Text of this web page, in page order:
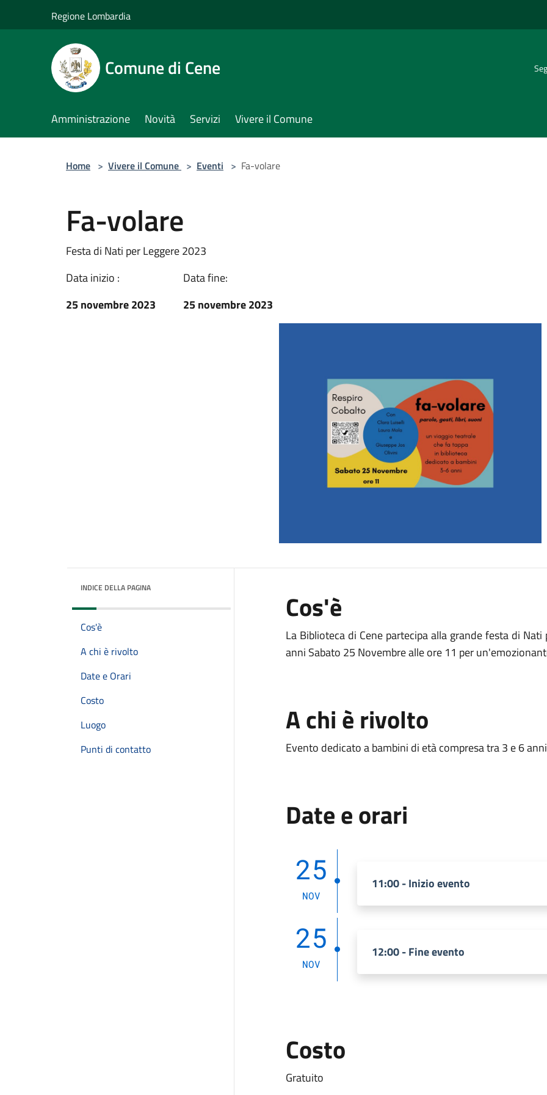
Regione Lombardia
Comune di Cene
Amministrazione Novità Servizi Vivere il Comune
Home > Vivere il Comune > Eventi > Fa-volare
Fa-volare
Festa di Nati per Leggere 2023
Data inizio :
25 novembre 2023
Data fine:
25 novembre 2023
INDICE DELLA PAGINA
Cos'è
A chi è rivolto
Date e Orari
Costo
Luogo
Punti di contatto
Cos'è
La Biblioteca di Cene partecipa alla grande festa di
anni Sabato 25 Novembre alle ore 11 per
A chi è rivolto
Evento dedicato a bambini di età compresa tra 3 e 6
Date e orari
25
NOV
11:00 - Inizio evento
25
NOV
12:00 - Fine evento
Costo
Gratuito